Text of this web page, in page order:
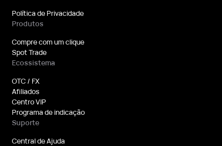
Política de Privacidade
Produtos
Compre com um clique
Spot Trade
Ecossistema
OTC / FX
Afiliados
Centro VIP
Programa de indicação
Suporte
Central de Ajuda